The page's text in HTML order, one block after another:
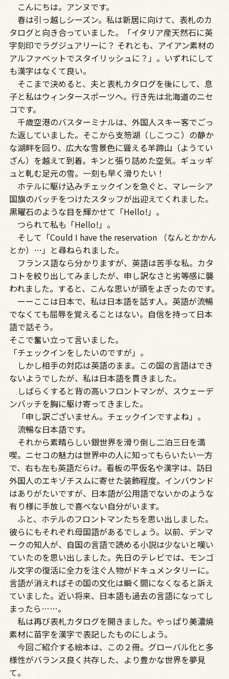
こんにちは。アンヌです。
春は引っ越しシーズン。私は新居に向けて、表札のカ
タログと向き合っていました。「イタリア産天然石に英
字刻印でラグジュアリーに？ それとも、アイアン素材の
アルファベットでスタイリッシュに？」。いずれにして
も漢字はなくて良い。
そこまで決めると、夫と表札カタログを後にして、息
子と私はウィンタースポーツヘ。行き先は北海道のニセ
コです。
千歳空港のバスターミナルは、外国人スキー客でごっ
た返していました。そこから支笏湖（しこつこ）の静か
な湖畔を回り、広大な雪景色に聳える羊蹄山（ようてい
ざん）を越えて到着。キンと張り詰めた空気。ギュッギ
ュと軋む足元の雪。一刻も早く滑りたい！
ホテルに駆け込みチェックインを急ぐと、マレーシア
国旗のバッチをつけたスタッフが出迎えてくれました。
黒曜石のような目を輝かせて「Hello!」。
つられて私も「Hello!」。
そして「Could I have the reservation （なんとかかん
とか）…」と尋ねられました。
フランス語なら分かりますが、英語は苦手な私。カタ
コトを絞り出してみましたが、申し訳なさと劣等感に襲
われました。すると、こんな思いが頭をよぎったのです。
ーーここは日本で、私は日本語を話す人。英語が流暢
でなくても屈辱を覚えることはない。自信を持って日本
語で話そう。
そこで奮い立って言いました。
「チェックインをしたいのですが」。
しかし相手の対応は英語のまま。この国の言語はでき
ないようでしたが、私は日本語を貫きました。
しばらくすると背の高いフロントマンが、スウェーデ
ンバッチを胸に駆け寄ってきました。
「申し訳ございません。チェックインですよね」。
流暢な日本語です。
それから素晴らしい銀世界を滑り倒し二泊三日を満
喫。ニセコの魅力は世界中の人に知ってもらいたい一方
で、右も左も英語だらけ。看板の平仮名や漢字は、訪日
外国人のエキゾチスムに寄せた装飾程度。インバウンド
はありがたいですが、日本語が公用語でないかのような
有り様に手放しで喜べない自分がいます。
ふと、ホテルのフロントマンたちを思い出しました。
彼らにもそれぞれ母国語があるでしょう。以前、デンマ
ークの知人が、自国の言語で読める小説は少ないと嘆い
ていたのを思い出しました。先日のテレビでは、モンゴ
ル文字の復活に全力を注ぐ人物がドキュメンタリーに。
言語が消えればその国の文化は瞬く間になくなると訴え
ていました。近い将来、日本語も過去の言語になってし
まったら……。
私は再び表札カタログを開きました。やっぱり美濃焼
素材に苗字を漢字で表記したものにしよう。
今回ご紹介する絵本は、この２冊。グローバル化と多
様性がバランス良く共存した、より豊かな世界を夢見
て。